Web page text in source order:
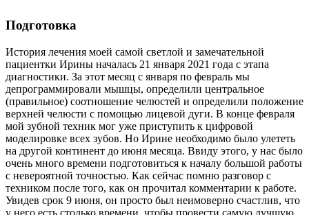
Подготовка
История лечения моей самой светлой и замечательной
пациентки Ирины началась 21 января 2021 года с этапа
диагностики. За этот месяц с января по февраль мы
депрограммировали мышцы, определили центральное
(правильное) соотношение челюстей и определили положение
верхней челюсти с помощью лицевой дуги. В конце февраля
мой зубной техник мог уже приступить к цифровой
моделировке всех зубов. Но Ирине необходимо было улететь
на другой континент до июня месяца. Ввиду этого, у нас было
очень много времени подготовиться к началу большой работы
с невероятной точностью. Как сейчас помню разговор с
техником после того, как он прочитал комментарии к работе.
Увидев срок 9 июня, он просто был неимоверно счастлив, что
у него есть столько времени, чтобы провести самую лучшую